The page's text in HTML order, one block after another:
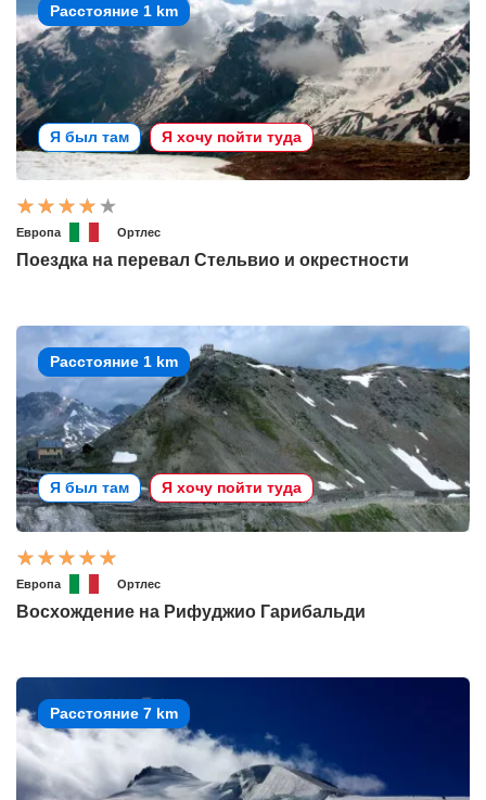
Расстояние 1 km
Я был там Я хочу пойти туда
Европа Ортлес
Поездка на перевал Стельвио и окрестности
Расстояние 1 km
Я был там Я хочу пойти туда
Европа Ортлес
Восхождение на Рифуджио Гарибальди
Расстояние 7 km